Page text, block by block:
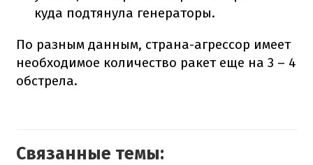
куда подтянула генераторы.
По разным данным, страна-агрессор имеет
необходимое количество ракет еще на 3 – 4
обстрела.
Связанные темы: